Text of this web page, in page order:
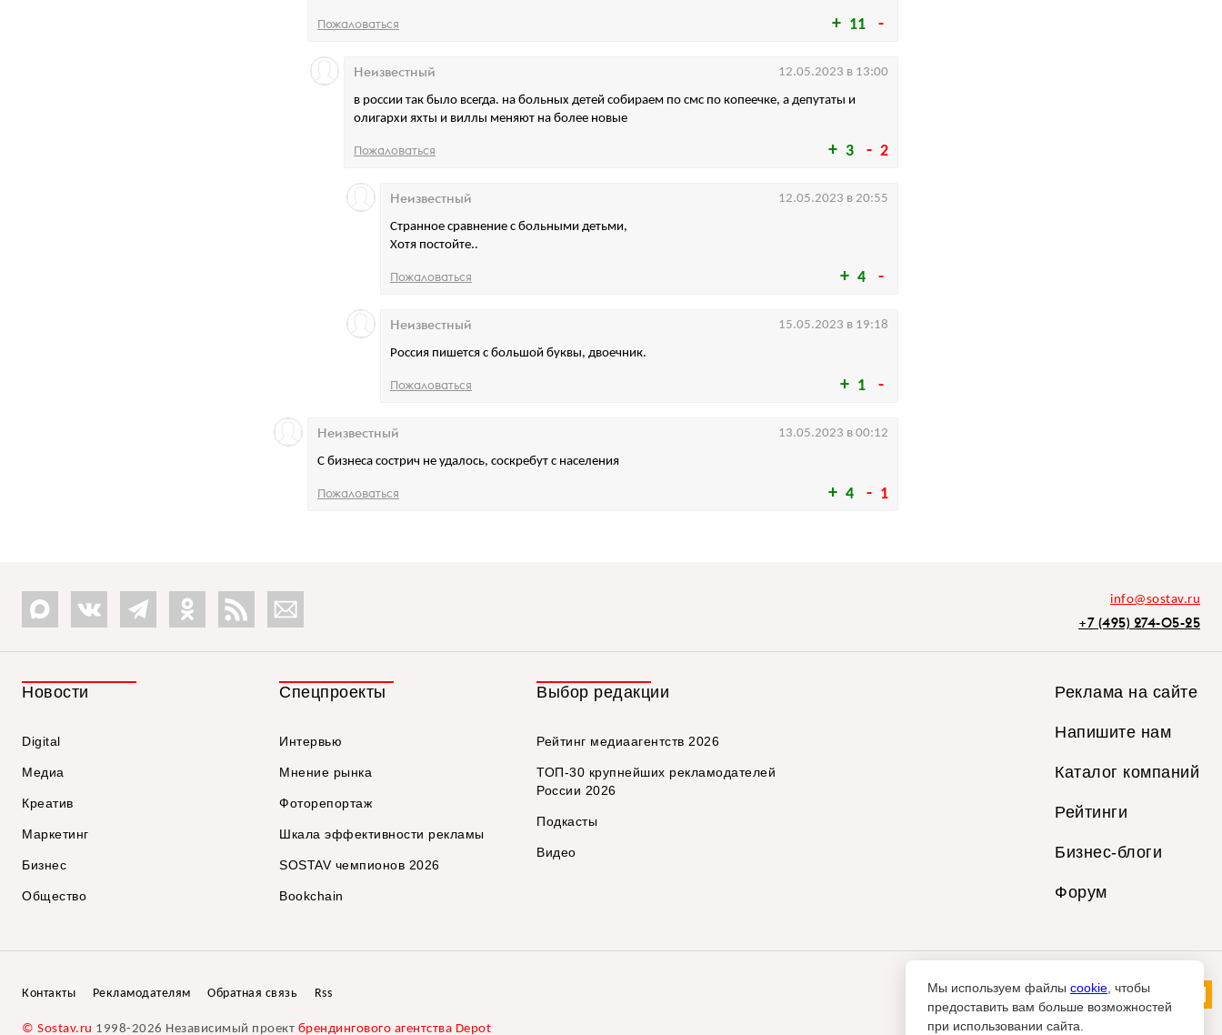
11
Пожаловаться
3 2
в россии так было всегда. на больных детей собираем по смс по копеечке, а депутаты и
олигархи яхты и виллы меняют на более новые
Неизвестный 12.05.2023 в 13:00
Пожаловаться
4
Странное сравнение с больными детьми,
Хотя постойте..
Неизвестный 12.05.2023 в 20:55
Пожаловаться
1
Россия пишется с большой буквы, двоечник.
Неизвестный 15.05.2023 в 19:18
Пожаловаться
4 1
С бизнеса сострич не удалось, соскребут с населения
Неизвестный 13.05.2023 в 00:12
Пожаловаться
info@sostav.ru
+7 (495) 274-05-25
Новости
Digital
Медиа
Креатив
Маркетинг
Бизнес
Общество
Спецпроекты
Интервью
Мнение рынка
Фоторепортаж
Шкала эффективности рекламы
SOSTAV чемпионов 2026
Bookchain
Выбор редакции
Рейтинг медиаагентств 2026
ТОП-30 крупнейших рекламодателей
России 2026
Подкасты
Видео
Реклама на сайте
Напишите нам
Каталог компаний
Рейтинги
Бизнес-блоги
Форум
Контакты Рекламодателям Обратная связь Rss
© Sostav.ru 1998-2026 Независимый проект брендингового агентства Depot
Мы используем файлы cookie , чтобы
предоставить вам больше возможностей
при использовании сайта.